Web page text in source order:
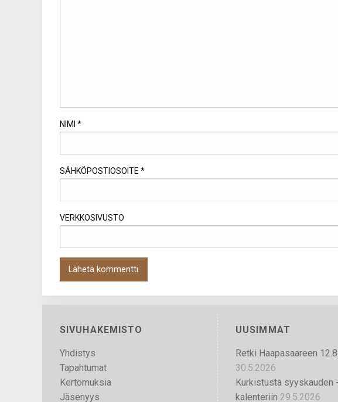
NIMI *
SÄHKÖPOSTIOSOITE *
VERKKOSIVUSTO
SIVUHAKEMISTO
Yhdistys
Tapahtumat
Kertomuksia
Jäsenyys
UUSIMMAT
Retki Haapasaareen
30.5.2026
Kurkistusta syyskauden
kalenteriin 29.5.2026